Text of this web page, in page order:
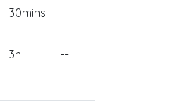
30mins
3h --